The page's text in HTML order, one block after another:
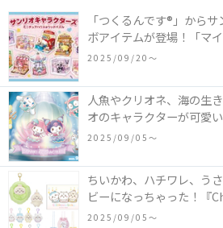
「つくるんです®」から
ボアイテムが登場！「マ
ん」などミニチュアハウ
のメリーゴーランド」な
付きのウッドパズル2種
2025/09/20〜
人魚やクリオネ、海の生
オのキャラクターが可愛
2025～マーメイドファン
ズメント施設「ナムコ」
ン」で開催！
2025/09/05〜
ちいかわ、ハチワレ、う
ビーになっちゃった！『
ビー)』の催事を全国14か
2025/09/05〜